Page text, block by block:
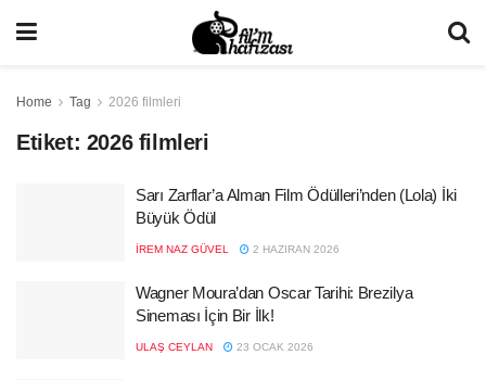
Home Tag 2026 filmleri
Etiket: 2026 filmleri
Sarı Zarflar’a Alman Film Ödülleri’nden (Lola) İki
Büyük Ödül
İREM NAZ GÜVEL 2 HAZIRAN 2026
Wagner Moura’dan Oscar Tarihi: Brezilya
Sineması İçin Bir İlk!
ULAŞ CEYLAN 23 OCAK 2026